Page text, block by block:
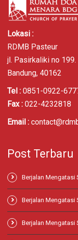
Lokasi :
RDMB Pasteur
jl. Pasirkaliki no 199.
Bandung, 40162
Tel : 0851-0922-
Fax : 022-4232818
Email :
Post Terbaru
Berjalan Mengatasi
Berjalan Mengatasi
Berjalan Mengatasi